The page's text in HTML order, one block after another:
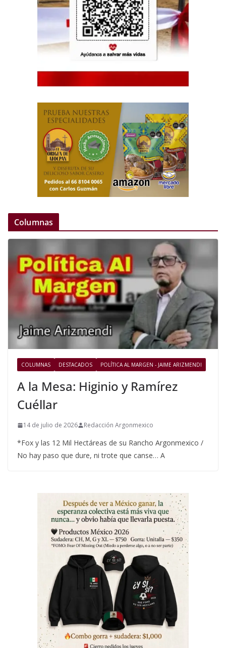
Columnas
COLUMNAS DESTACADOS POLÍTICA AL MARGEN - JAIME ARIZMENDI
A la Mesa: Higinio y Ramírez
Cuéllar
14 de julio de 2026 Redacción Argonmexico
*Fox y las 12 Mil Hectáreas de su Rancho Argonmexico /
No hay paso que dure, ni trote que canse… A